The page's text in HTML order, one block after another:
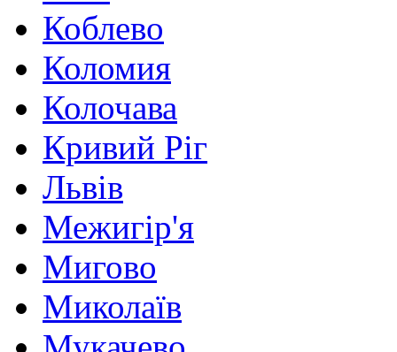
Коблево
Коломия
Колочава
Кривий Ріг
Львів
Межигір'я
Мигово
Миколаїв